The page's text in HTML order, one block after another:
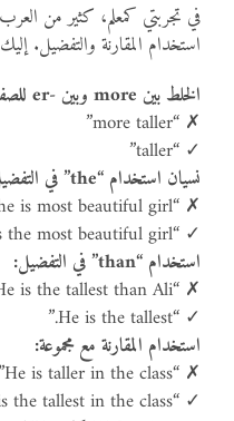
في تجربتي كمعلم، كثير من
استخدام المقارنة والتفضيل.
الخلط بين more وبين -er للصفات:
✗ “more taller”
✓ “taller”
نسيان استخدام “the” في التفضيل:
✗ “She is most beautiful girl”
✓ “She is the most beautiful girl”
استخدام “than” في التفضيل:
✗ “He is the tallest than Ali”
✓ “He is the tallest.”
استخدام المقارنة مع مجموعة:
✗ “He is taller in the class”
✓ “He is the tallest in the class”